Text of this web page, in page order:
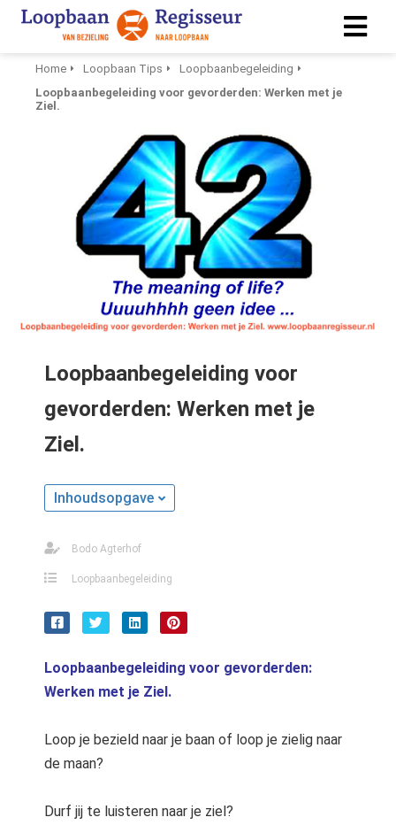
Home Loopbaan Tips
Loopbaanbegeleiding
Loopbaanbegeleiding voor gevorderden: Werken met je
Ziel.
Loopbaanbegeleiding voor
gevorderden: Werken met je
Ziel.
Inhoudsopgave
Bodo Agterhof
Loopbaanbegeleiding
Loopbaanbegeleiding voor gevorderden:
Werken met je Ziel.
Loop je bezield naar je baan of loop je zielig naar
de maan?
Durf jij te luisteren naar je ziel?
Ze
over
op
gebruikt